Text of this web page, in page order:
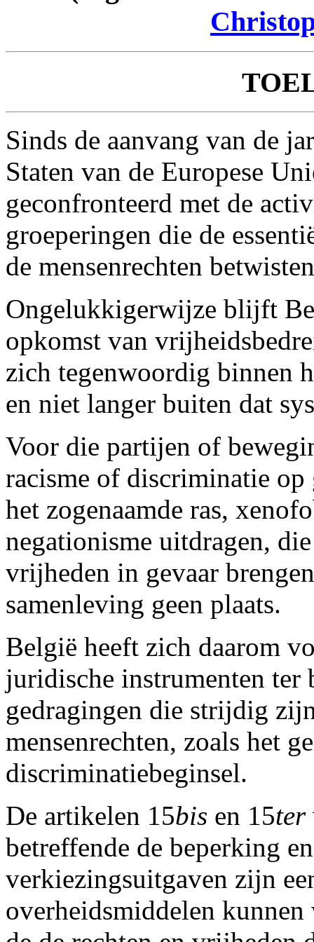
Sinds de aanvang van de
Staten van de Europese
geconfronteerd met de
groeperingen die de
de mensenrechten
Ongelukkigerwijze blijft
opkomst van
zich tegenwoordig binnen
en niet langer buiten dat
Voor die partijen of
racisme of discriminatie op
het zogenaamde ras,
negationisme uitdragen,
vrijheden in gevaar
samenleving geen plaats.
België heeft zich daarom
juridische instrumenten ter
gedragingen die strijdig
mensenrechten, zoals het
discriminatiebeginsel.
De artikelen 15bis en 15ter
betreffende de beperking
verkiezingsuitgaven zijn
overheidsmiddelen